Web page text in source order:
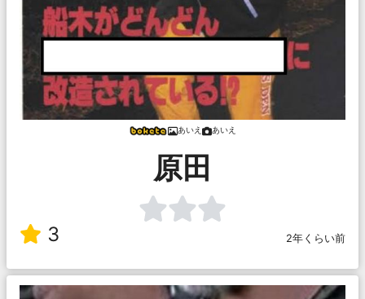
あいえ あいえ
原田
3 2年くらい前